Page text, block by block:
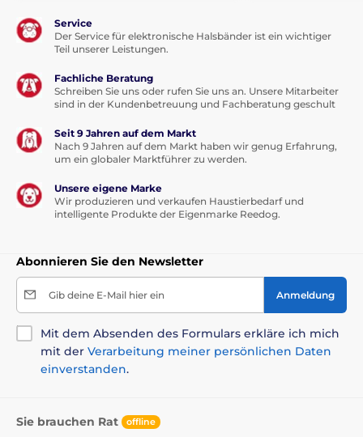
Service
Der Service für elektronische Halsbänder ist ein wichtiger
Teil unserer Leistungen.
Fachliche Beratung
Schreiben Sie uns oder rufen Sie uns an. Unsere Mitarbeiter
sind in der Kundenbetreuung und Fachberatung geschult
Seit 9 Jahren auf dem Markt
Nach 9 Jahren auf dem Markt haben wir genug Erfahrung,
um ein globaler Marktführer zu werden.
Unsere eigene Marke
Wir produzieren und verkaufen Haustierbedarf und
intelligente Produkte der Eigenmarke Reedog.
Abonnieren Sie den Newsletter
Gib deine E-Mail hier ein Anmeldung
Mit dem Absenden des Formulars erkläre ich mich
mit der Verarbeitung meiner persönlichen Daten
einverstanden.
Sie brauchen Rat offline